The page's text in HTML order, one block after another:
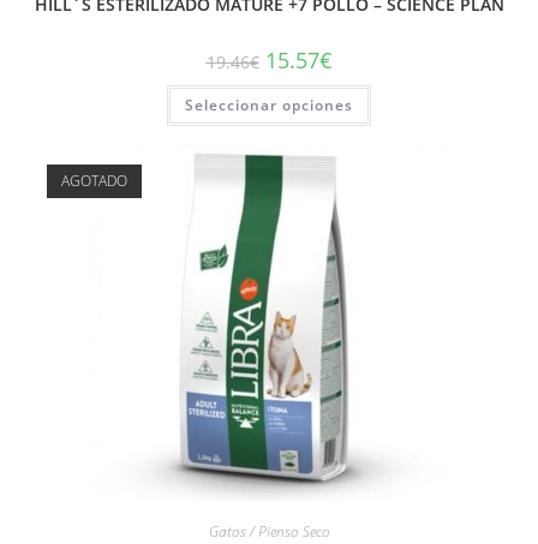
19.46€ 15.57€
Seleccionar opciones
AGOTADO
Gatos / Pienso Seco